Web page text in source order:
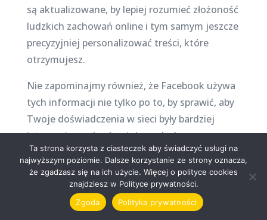
są aktualizowane, by lepiej rozumieć złożoność
ludzkich zachowań online i tym samym jeszcze
precyzyjniej personalizować treści, które
otrzymujesz.
Nie zapominajmy również, że Facebook używa
tych informacji nie tylko po to, by sprawić, aby
Twoje doświadczenia w sieci były bardziej
interesujące, ale również w celach
komercyjnych. Dane te są wykorzystywane do
kierowania do Ciebie bardziej skutecznej
reklamy – czyli takiej, która ma większą szansę
spotkać się z Twoim zainteresowaniem i
Ta strona korzysta z ciasteczek aby świadczyć usługi na
najwyższym poziomie. Dalsze korzystanie ze strony oznacza,
że zgadzasz się na ich użycie. Więcej o polityce cookies
znajdziesz w Polityce prywatności.
Zgoda
Polityka prywatności